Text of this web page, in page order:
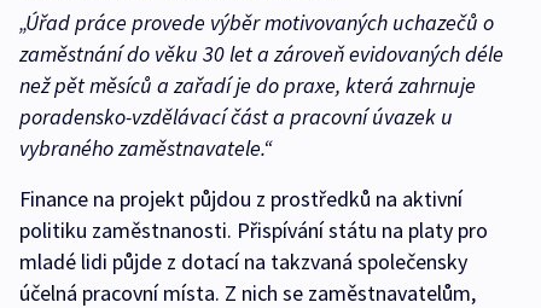
„Úřad práce provede výběr motivovaných uchazečů o
zaměstnání do věku 30 let a zároveň evidovaných déle
než pět měsíců a zařadí je do praxe, která zahrnuje
poradensko-vzdělávací část a pracovní úvazek u
vybraného zaměstnavatele.“
Finance na projekt půjdou z prostředků na aktivní
politiku zaměstnanosti. Přispívání státu na platy pro
mladé lidi půjde z dotací na takzvaná společensky
účelná pracovní místa. Z nich se zaměstnavatelům,